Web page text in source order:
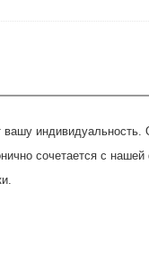
индивидуальность.
сочетается с